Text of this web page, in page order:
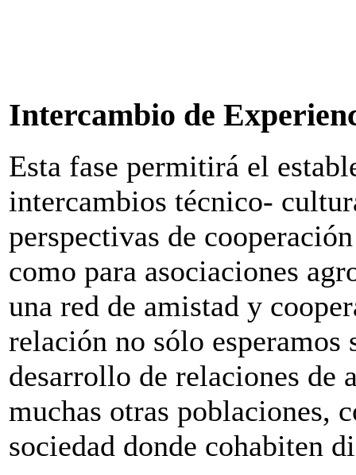
Intercambio de
Esta fase permitirá el
intercambios técnico-
perspectivas de
como para asociaciones
una red de amistad y
relación no sólo
desarrollo de relaciones de
muchas otras poblaciones,
sociedad donde cohabiten